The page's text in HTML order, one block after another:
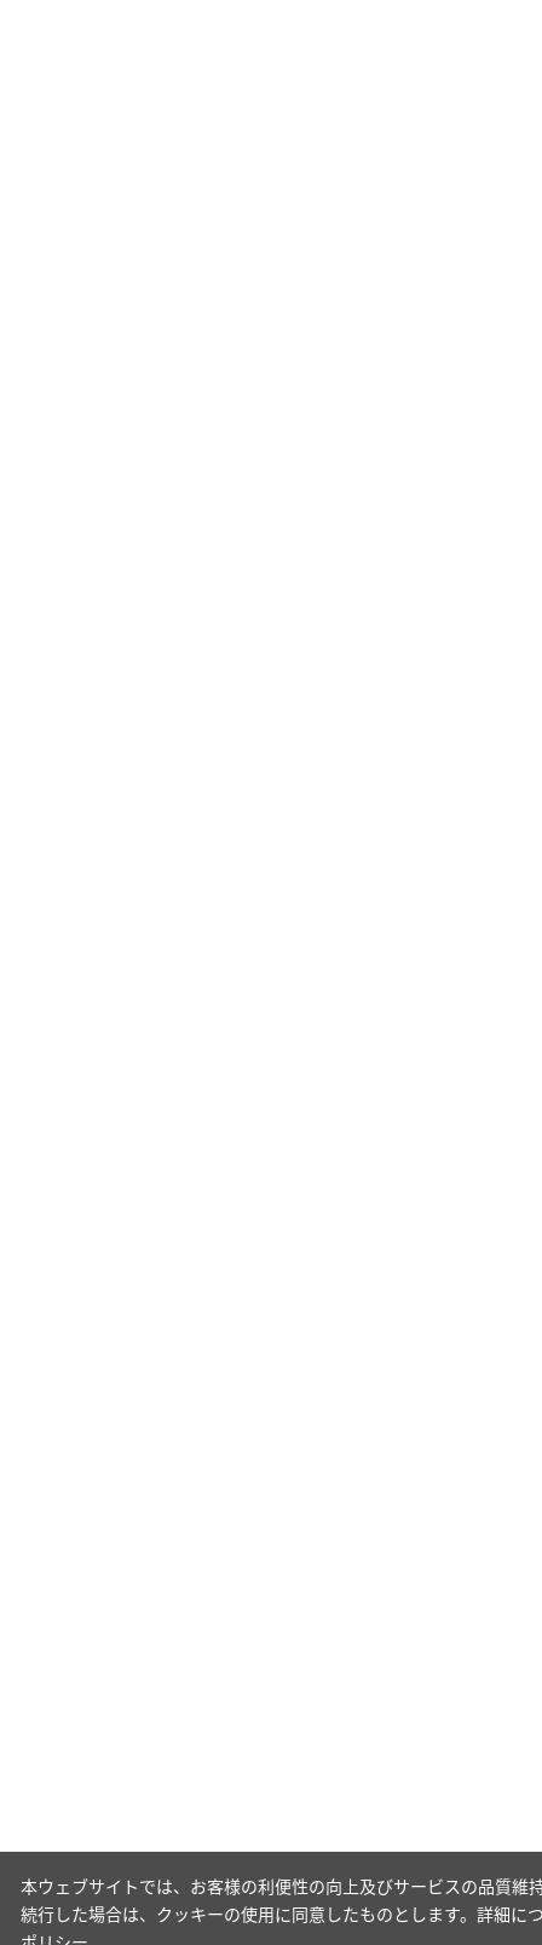
本ウェブサイトでは、お客様の利便性の向上及びサービスの品質
続行した場合は、クッキーの使用に同意したものとします。詳細